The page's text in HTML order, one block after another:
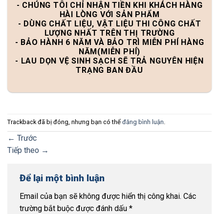
- CHÚNG TÔI CHỈ NHẬN TIỀN KHI KHÁCH HÀNG
HÀI LÒNG VỚI SẢN PHẨM
- DÙNG CHẤT LIỆU, VẬT LIỆU THI CÔNG CHẤT
LƯỢNG NHẤT TRÊN THỊ TRƯỜNG
- BẢO HÀNH 6 NĂM VÀ BẢO TRÌ MIỄN PHÍ HÀNG
NĂM(MIỄN PHÍ)
- LAU DỌN VỆ SINH SẠCH SẼ TRẢ NGUYÊN HIỆN
TRẠNG BAN ĐẦU
Trackback đã bị đóng, nhưng bạn có thể đăng bình luận.
← Trước
Tiếp theo →
Để lại một bình luận
Email của bạn sẽ không được hiển thị công khai. Các
trường bắt buộc được đánh dấu *